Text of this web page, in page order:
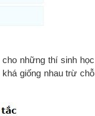
những thí sinh học
giống nhau trừ chỗ